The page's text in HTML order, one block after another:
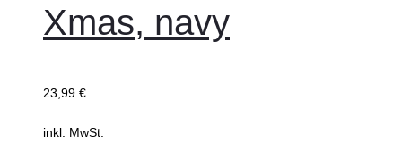
Xmas, navy
23,99 €
inkl. MwSt.